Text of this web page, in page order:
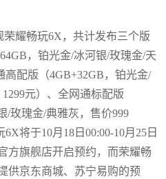
耀畅玩6X，共计发布三个版
，铂光金/冰河银/玫瑰金/天
高配版（4GB+32GB，铂光金/
元）、全网通标配版
/玫瑰金/典雅灰，售价999
将于10月18日00:00-10月25日
方旗舰店开启预约，而荣耀畅
供京东商城、苏宁易购的预